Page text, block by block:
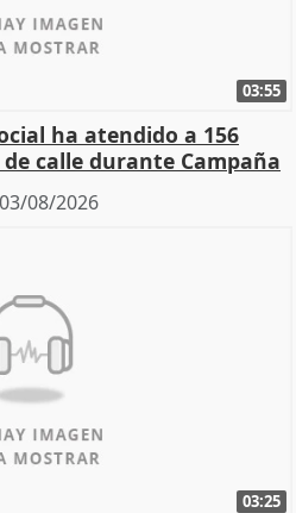
03:55
ha atendido a 156
calle durante Campaña
03/08/2026
03:25